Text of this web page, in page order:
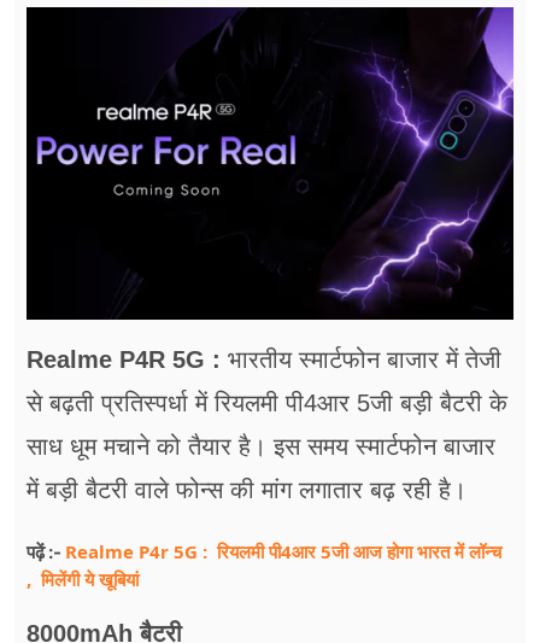
अन्य खबरें
Realme P4R 5G : भारतीय स्मार्टफोन बाजार में तेजी
से बढ़ती प्रतिस्पर्धा में रियलमी पी4आर 5जी बड़ी बैटरी के
साध धूम मचाने को तैयार है। इस समय स्मार्टफोन बाजार
में बड़ी बैटरी वाले फोन्स की मांग लगातार बढ़ रही है।
पढ़ें :- Realme P4r 5G : रियलमी पी4आर 5जी आज होगा भारत में लॉन्च
, मिलेंगी ये खूबियां
8000mAh बैटरी